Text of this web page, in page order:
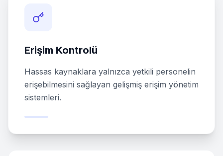
Erişim Kontrolü
Hassas kaynaklara yalnızca yetkili personelin
erişebilmesini sağlayan gelişmiş erişim yönetim
sistemleri.